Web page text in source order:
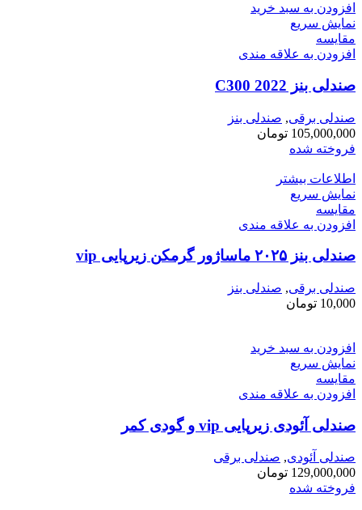
افزودن به سبد خرید
نمایش سریع
مقايسه
افزودن به علاقه مندی
صندلی بنز C300 2022
صندلی برقی, صندلی بنز
105,000,000 تومان
فروخته شده
اطلاعات بیشتر
نمایش سریع
مقايسه
افزودن به علاقه مندی
صندلی بنز ۲۰۲۵ ماساژور گرمکن زیرپایی vip
صندلی برقی, صندلی بنز
10,000 تومان
افزودن به سبد خرید
نمایش سریع
مقايسه
افزودن به علاقه مندی
صندلی آئودی زیرپایی vip و گودی کمر
صندلی آئودی, صندلی برقی
129,000,000 تومان
فروخته شده